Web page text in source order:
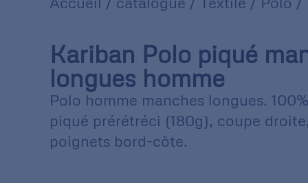
Kariban Polo piqué
longues homme
Polo homme manches longues.
piqué prérétréci (180g), coupe
poignets bord-côte.